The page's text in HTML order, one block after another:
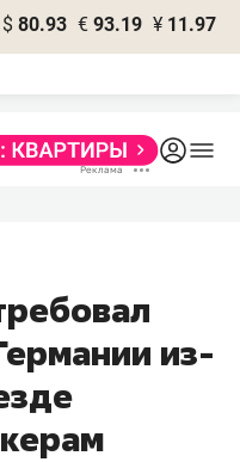
$ 80.93 € 93.19 ¥ 11.97
из-